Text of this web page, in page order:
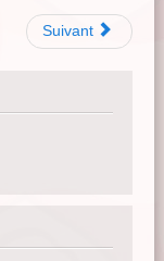
Suivant